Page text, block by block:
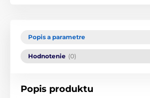
Popis a parametre
Hodnotenie (0)
Popis produktu